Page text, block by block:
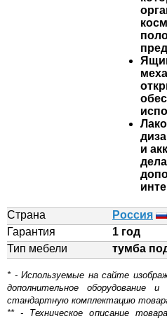
и
Страна
Россия
Гарантия
1 год
Тип мебели
тумба
* - Используемые на сайте
дополнительное оборудование
стандартную комплектацию
** - Техническое описание